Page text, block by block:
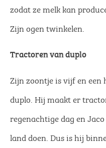
zodat ze melk kan
Zijn ogen twinkelen.
Tractoren van duplo
Zijn zoontje is vijf en
duplo. Hij maakt er
regenachtige dag en
land doen. Dus is hij